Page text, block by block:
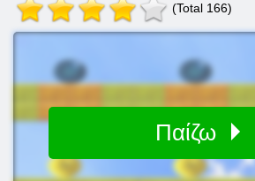
(Total 166)
Παίζω